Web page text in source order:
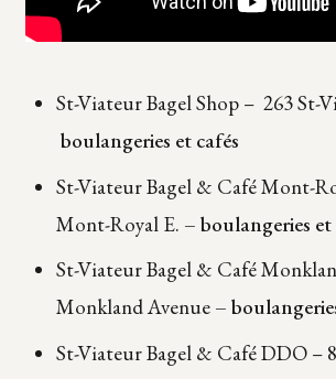
St-Viateur Bagel Shop – 263 St-
boulangeries et cafés
St-Viateur Bagel & Café Mont-
Mont-Royal E. – boulangeries et
St-Viateur Bagel & Café
Monkland Avenue –
St-Viateur Bagel & Café DDO –